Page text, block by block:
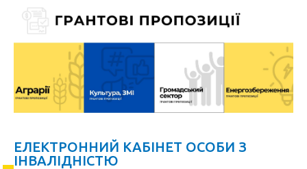
ЕЛЕКТРОННИЙ КАБІНЕТ ОСОБИ З
ІНВАЛІДНІСТЮ